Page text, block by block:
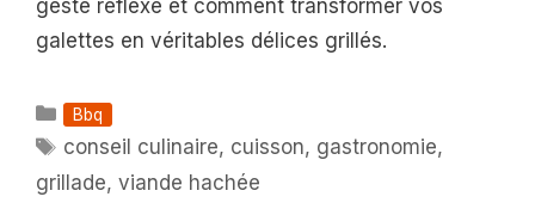
geste reflexe et comment transformer vos
galettes en véritables délices grillés.
Catégories
Bbq
Étiquettes
conseil culinaire, cuisson, gastronomie,
grillade, viande hachée